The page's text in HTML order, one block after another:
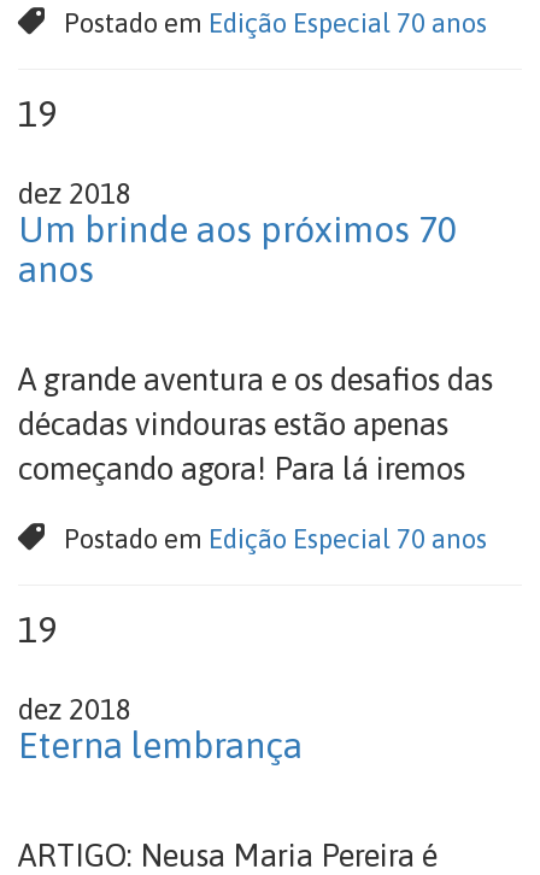
Postado em Edição Especial 70 anos
19
dez 2018
Um brinde aos próximos 70
anos
A grande aventura e os desafios das
décadas vindouras estão apenas
começando agora! Para lá iremos
Postado em Edição Especial 70 anos
19
dez 2018
Eterna lembrança
ARTIGO: Neusa Maria Pereira é